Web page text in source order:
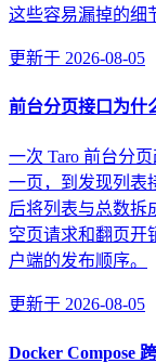
这些容易漏掉的细
更新于 2026-08-05
前台分页接口为什
一次 Taro 前台分
一页，到发现列表
后将列表与总数拆
空页请求和翻页开
户端的发布顺序。
更新于 2026-08-05
Docker Compose